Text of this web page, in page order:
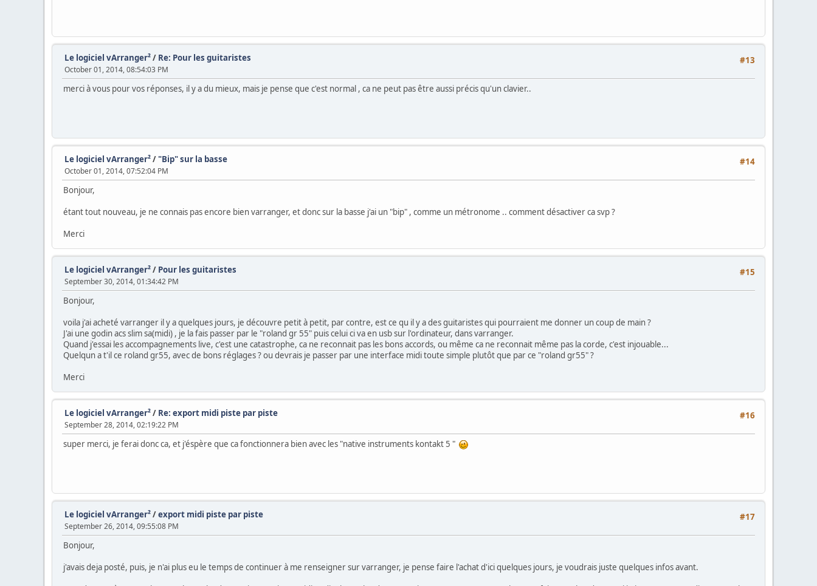
#13
Le logiciel vArranger²/ Re: Pour les guitaristes
October 01, 2014, 08:54:03 PM
merci à vous pour vos réponses, il y a du mieux, mais je pense que c'est normal , ca ne peut pas être aussi précis qu'un clavier..
#14
Le logiciel vArranger²/ "Bip" sur la basse
October 01, 2014, 07:52:04 PM
Bonjour,
étant tout nouveau, je ne connais pas encore bien varranger, et donc sur la basse j'ai un "bip" , comme un métronome .. comment désactiver ca svp ?
Merci
#15
Le logiciel vArranger²/ Pour les guitaristes
September 30, 2014, 01:34:42 PM
Bonjour,
voila j'ai acheté varranger il y a quelques jours, je découvre petit à petit, par contre, est ce qu il y a des guitaristes qui pourraient me donner un coup de main ?
J'ai une godin acs slim sa(midi) , je la fais passer par le "roland gr 55" puis celui ci va en usb sur l'ordinateur, dans varranger.
Quand j'essai les accompagnements live, c'est une catastrophe, ca ne reconnait pas les bons accords, ou même ca ne reconnait même pas la corde, c'est injouable...
Quelqun a t'il ce roland gr55, avec de bons réglages ? ou devrais je passer par une interface midi toute simple plutôt que par ce "roland gr55" ?
Merci
#16
Le logiciel vArranger²/ Re: export midi piste par piste
September 28, 2014, 02:19:22 PM
super merci, je ferai donc ca, et j'éspère que ca fonctionnera bien avec les "native instruments kontakt 5 "
#17
Le logiciel vArranger²/export midi piste par piste
September 26, 2014, 09:55:08 PM
Bonjour,
j'avais deja posté, puis, je n'ai plus eu le temps de continuer à me renseigner sur varranger, je pense faire l'achat d'ici quelques jours, je voudrais juste quelques infos avant.